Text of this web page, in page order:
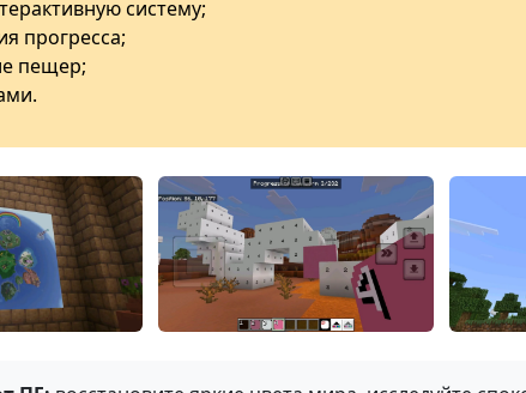
систему;
прогресса;
пещер;